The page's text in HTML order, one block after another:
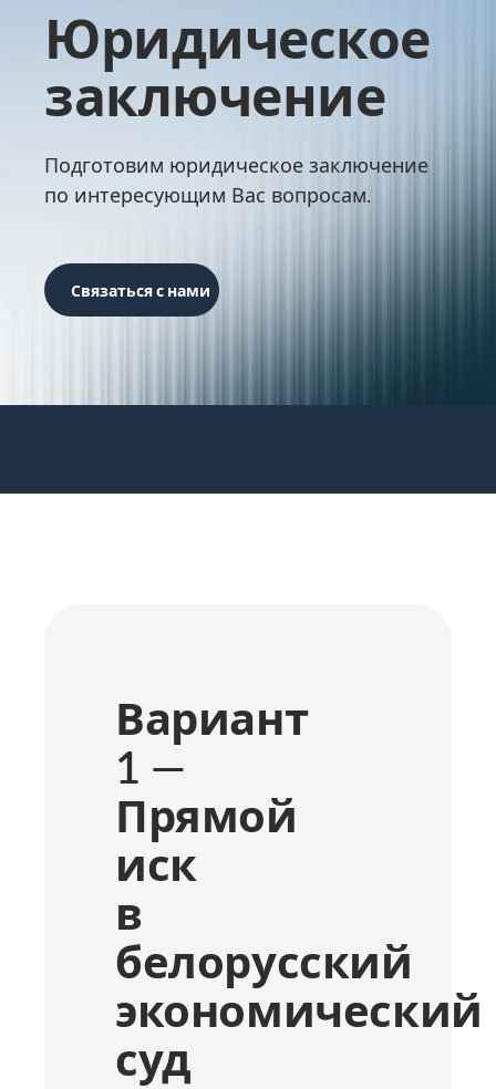
Юридическое
заключение
Подготовим юридическое заключение
по интересующим Вас вопросам.
Связаться с нами
Вариант
1 —
Прямой
иск
в
белорусский
экономический
суд